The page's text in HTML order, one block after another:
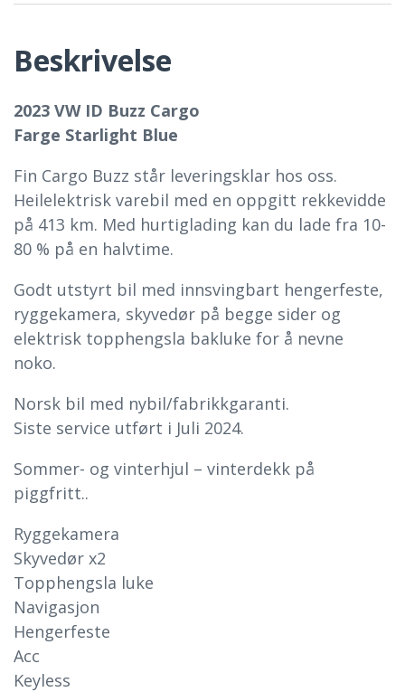
Beskrivelse
2023 VW ID Buzz Cargo
Farge Starlight Blue
Fin Cargo Buzz står leveringsklar hos oss.
Heilelektrisk varebil med en oppgitt rekkevidde
på 413 km. Med hurtiglading kan du lade fra 10-
80 % på en halvtime.
Godt utstyrt bil med innsvingbart hengerfeste,
ryggekamera, skyvedør på begge sider og
elektrisk topphengsla bakluke for å nevne
noko.
Norsk bil med nybil/fabrikkgaranti.
Siste service utført i Juli 2024.
Sommer- og vinterhjul – vinterdekk på
piggfritt..
Ryggekamera
Skyvedør x2
Topphengsla luke
Navigasjon
Hengerfeste
Acc
Keyless